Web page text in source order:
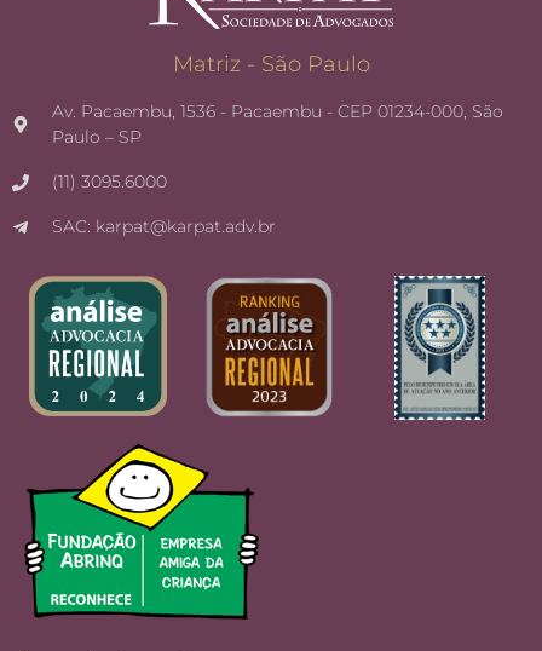
Matriz - São Paulo
Av. Pacaembu, 1536 - Pacaembu - CEP 01234-000, São
Paulo – SP
(11) 3095.6000
SAC: karpat@karpat.adv.br